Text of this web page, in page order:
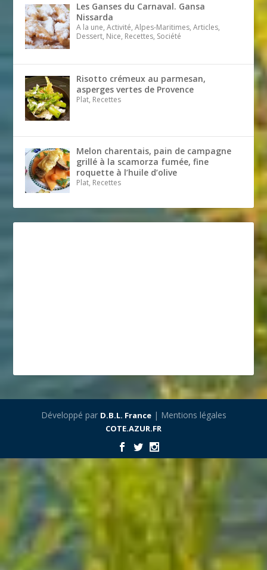
Les Ganses du Carnaval. Gansa
Nissarda
A la une, Activité, Alpes-Maritimes, Articles,
Dessert, Nice, Recettes, Société
Risotto crémeux au parmesan,
asperges vertes de Provence
Plat, Recettes
Melon charentais, pain de campagne
grillé à la scamorza fumée, fine
roquette à l’huile d’olive
Plat, Recettes
Développé par D.B.L. France| Mentions légales
COTE.AZUR.FR